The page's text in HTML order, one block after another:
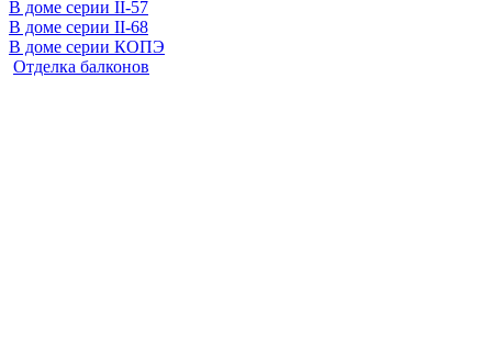
В доме серии II-57
В доме серии II-68
В доме серии КОПЭ
Отделка балконов